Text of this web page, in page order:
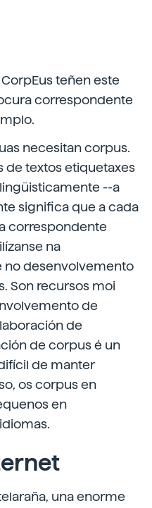
teñen este
correspondente
necesitan corpus.
de textos etiquetaxes
--a
significa que a cada
correspondente
na
no desenvolvemento
Son recursos moi
de
de
de corpus é un
de manter
os corpus en
en
una enorme